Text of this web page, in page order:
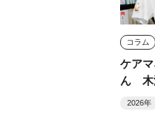
コラム
ケア
ん 木
地域
2026年